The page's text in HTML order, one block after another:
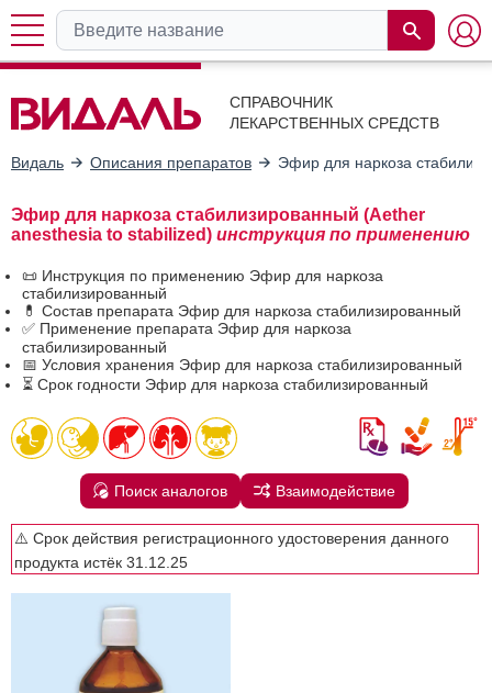
СПРАВОЧНИК
ЛЕКАРСТВЕННЫХ СРЕДСТВ
Видаль Описания препаратов Эфир для наркоза
Эфир для наркоза стабилизированный (Aether
anesthesia to stabilized) инструкция по применению
📜 Инструкция по применению Эфир для наркоза
стабилизированный
💊 Состав препарата Эфир для наркоза стабилизированный
✅ Применение препарата Эфир для наркоза
стабилизированный
📅 Условия хранения Эфир для наркоза стабилизированный
⏳ Срок годности Эфир для наркоза стабилизированный
Поиск аналогов Взаимодействие
⚠️ Срок действия регистрационного удостоверения данного
продукта истёк 31.12.25